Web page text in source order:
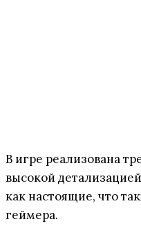
В игре реализована
высокой
как настоящие, что
геймера.